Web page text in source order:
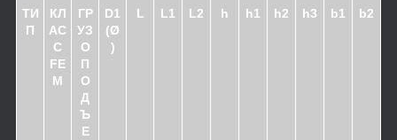
ТИ
П
КЛ
АС
С
FE
M
ГР
УЗ
О
П
О
Д
Ъ
Е
D1
(Ø
)
L L1 L2 h h1 h2 h3 b1 b2